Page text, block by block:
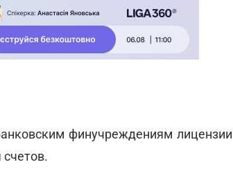
финучреждениям лицензии